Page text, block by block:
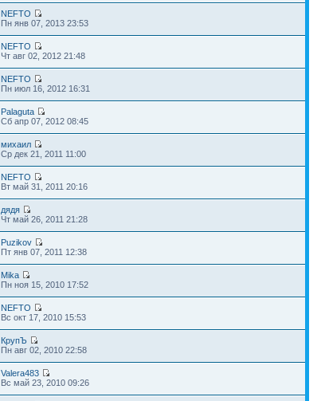
NEFTO
Пн янв 07, 2013 23:53
NEFTO
Чт авг 02, 2012 21:48
NEFTO
Пн июл 16, 2012 16:31
Palaguta
Сб апр 07, 2012 08:45
михаил
Ср дек 21, 2011 11:00
NEFTO
Вт май 31, 2011 20:16
дядя
Чт май 26, 2011 21:28
Puzikov
Пт янв 07, 2011 12:38
Mika
Пн ноя 15, 2010 17:52
NEFTO
Вс окт 17, 2010 15:53
КрупЪ
Пн авг 02, 2010 22:58
Valera483
Вс май 23, 2010 09:26